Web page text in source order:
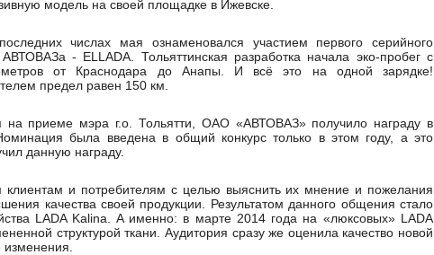
модель на своей площадке в Ижевске.
числах мая ознаменовался участием первого серийного
АВТОВАЗа - ELLADA. Тольяттинская разработка начала эко-пробег с
от Краснодара до Анапы. И всё это на одной зарядке!
предел равен 150 км.
приеме мэра г.о. Тольятти, ОАО «АВТОВАЗ» получило награду в
была введена в общий конкурс только в этом году, а это
данную награду.
и потребителям с целью выяснить их мнение и пожелания
качества своей продукции. Результатом данного общения стало
LADA Kalina. A именно: в марте 2014 года на «люксовых» LADA
структурой ткани. Аудитория сразу же оценила качество новой
изменения.